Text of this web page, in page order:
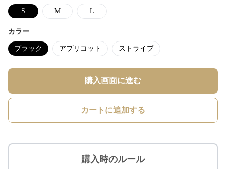
S M L
カラー
ブラック アプリコット ストライプ
購入画面に進む
カートに追加する
購入時のルール